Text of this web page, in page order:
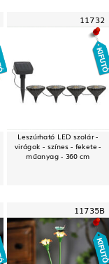
11732
Leszúrható LED szolár -
virágok - színes - fekete -
műanyag - 360 cm
11735B